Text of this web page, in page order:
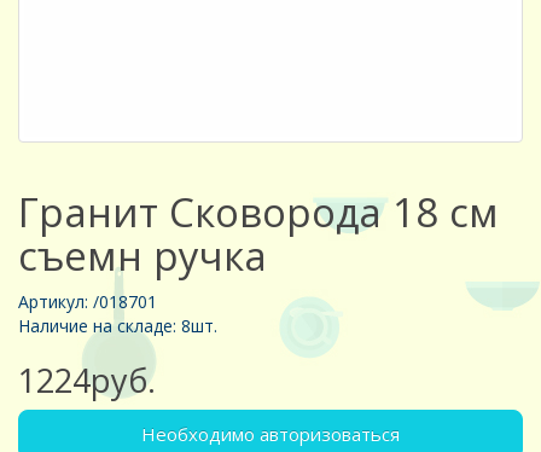
Гранит Сковорода 18 см
съемн ручка
Артикул: /018701
Наличие на складе: 8шт.
1224руб.
Необходимо авторизоваться